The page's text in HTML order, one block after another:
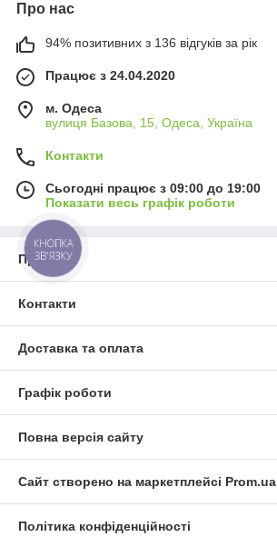
Про нас
94% позитивних з 136 відгуків за рік
Працює з 24.04.2020
м. Одеса
вулиця Базова, 15, Одеса, Україна
Контакти
Сьогодні працює з 09:00 до 19:00
Показати весь графік роботи
Про нас
Контакти
Доставка та оплата
Графік роботи
Повна версія сайту
Сайт створено на маркетплейсі Prom.ua
Політика конфіденційності
КНОПКА
ЗВ'ЯЗКУ